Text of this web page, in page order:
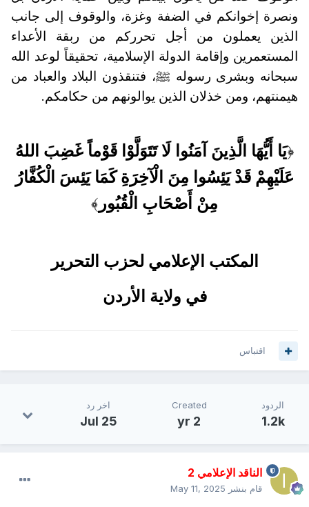
ونصرة إخوانكم في الضفة وغزة، والوقوف إلى جانب
الذين يعملون من أجل تحرركم من ربقة الأعداء
المستعمرين وإقامة الدولة الإسلامية، تحقيقاً لوعد الله
سبحانه وبشرى رسوله ﷺ، فتنقذون البلاد والعباد من
هيمنتهم، ومن خذلان الذين يوالونهم من حكامكم.
﴿يَا أَيُّهَا الَّذِينَ آمَنُوا لَا تَتَوَلَّوْا قَوْماً غَضِبَ اللهُ
عَلَيْهِمْ قَدْ يَئِسُوا مِنَ الْآخِرَةِ كَمَا يَئِسَ الْكُفَّارُ
مِنْ أَصْحَابِ الْقُبُور ﴾
المكتب الإعلامي لحزب التحرير
في ولاية الأردن
اقتباس
الردود
1.2k
Created
2 yr
اخر رد
Jul 25
الناقد الإعلامي 2
قام بنشر May 11, 2025